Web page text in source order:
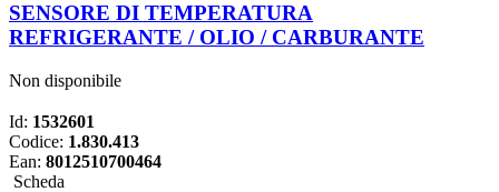
SENSORE DI TEMPERATURA
REFRIGERANTE / OLIO / CARBURANTE
Non disponibile
Id: 1532601
Codice: 1.830.413
Ean: 8012510700464
Scheda